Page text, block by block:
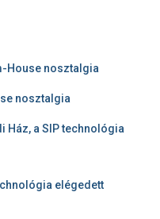
House nosztalgia
nosztalgia
Ház, a SIP technológia
elégedett